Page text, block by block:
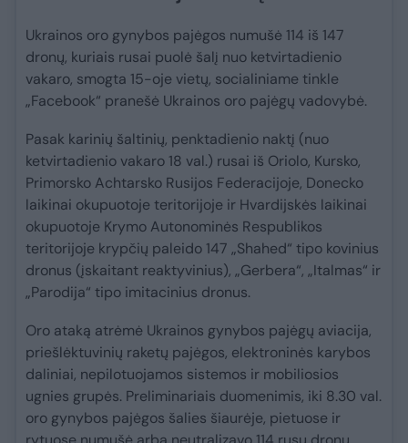
Ukrainos oro gynybos pajėgos numušė 114 iš 147
dronų, kuriais rusai puolė šalį nuo ketvirtadienio
vakaro, smogta 15-oje vietų, socialiniame tinkle
„Facebook“ pranešė Ukrainos oro pajėgų vadovybė.
Pasak karinių šaltinių, penktadienio naktį (nuo
ketvirtadienio vakaro 18 val.) rusai iš Oriolo, Kursko,
Primorsko Achtarsko Rusijos Federacijoje, Donecko
laikinai okupuotoje teritorijoje ir Hvardijskės laikinai
okupuotoje Krymo Autonominės Respublikos
teritorijoje krypčių paleido 147 „Shahed“ tipo kovinius
dronus (įskaitant reaktyvinius), „Gerbera“, „Italmas“ ir
„Parodija“ tipo imitacinius dronus.
Oro ataką atrėmė Ukrainos gynybos pajėgų aviacija,
priešlėktuvinių raketų pajėgos, elektroninės karybos
daliniai, nepilotuojamos sistemos ir mobiliosios
ugnies grupės. Preliminariais duomenimis, iki 8.30 val.
oro gynybos pajėgos šalies šiaurėje, pietuose ir